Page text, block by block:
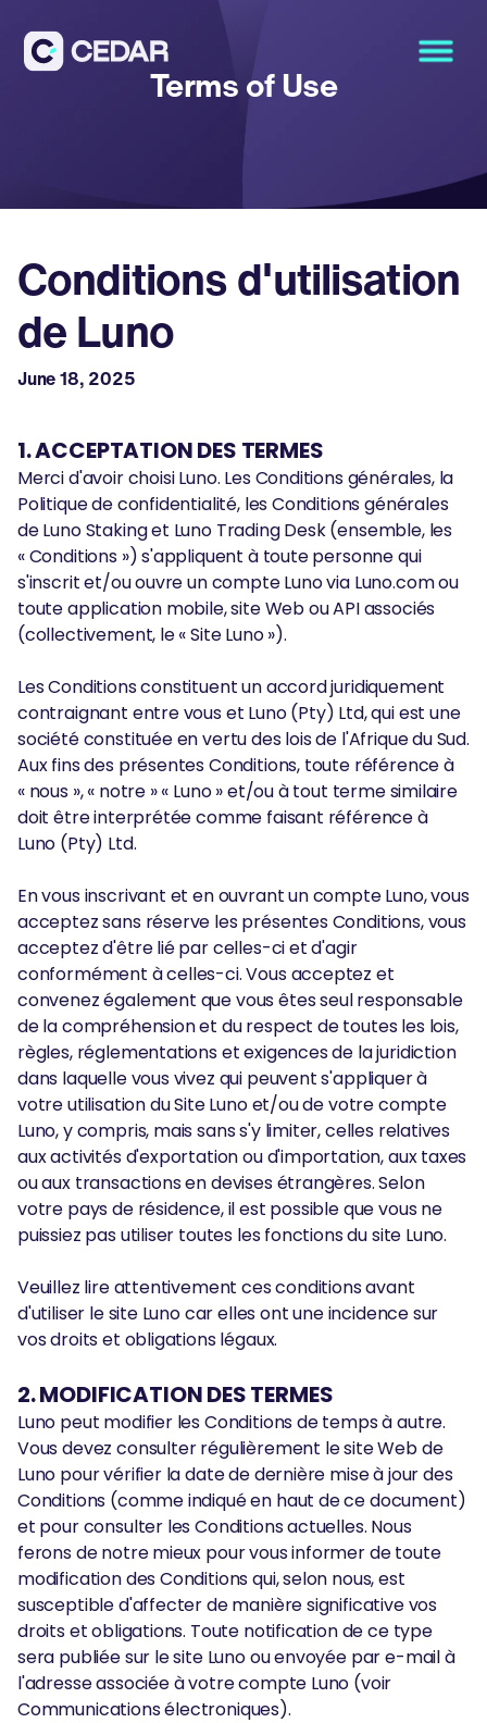
Terms of Use
Conditions d'utilisation
de Luno
June 18, 2025
1. ACCEPTATION DES TERMES
Merci d'avoir choisi Luno. Les Conditions générales, la
Politique de confidentialité, les Conditions générales
de Luno Staking et Luno Trading Desk (ensemble, les
« Conditions ») s'appliquent à toute personne qui
s'inscrit et/ou ouvre un compte Luno via Luno.com ou
toute application mobile, site Web ou API associés
(collectivement, le « Site Luno »).
Les Conditions constituent un accord juridiquement
contraignant entre vous et Luno (Pty) Ltd, qui est une
société constituée en vertu des lois de l'Afrique du Sud.
Aux fins des présentes Conditions, toute référence à
« nous », « notre » « Luno » et/ou à tout terme similaire
doit être interprétée comme faisant référence à
Luno (Pty) Ltd.
En vous inscrivant et en ouvrant un compte Luno, vous
acceptez sans réserve les présentes Conditions, vous
acceptez d'être lié par celles-ci et d'agir
conformément à celles-ci. Vous acceptez et
convenez également que vous êtes seul responsable
de la compréhension et du respect de toutes les lois,
règles, réglementations et exigences de la juridiction
dans laquelle vous vivez qui peuvent s'appliquer à
votre utilisation du Site Luno et/ou de votre compte
Luno, y compris, mais sans s'y limiter, celles relatives
aux activités d'exportation ou d'importation, aux taxes
ou aux transactions en devises étrangères. Selon
votre pays de résidence, il est possible que vous ne
puissiez pas utiliser toutes les fonctions du site Luno.
Veuillez lire attentivement ces conditions avant
d'utiliser le site Luno car elles ont une incidence sur
vos droits et obligations légaux.
2. MODIFICATION DES TERMES
Luno peut modifier les Conditions de temps à autre.
Vous devez consulter régulièrement le site Web de
Luno pour vérifier la date de dernière mise à jour des
Conditions (comme indiqué en haut de ce document)
et pour consulter les Conditions actuelles. Nous
ferons de notre mieux pour vous informer de toute
modification des Conditions qui, selon nous, est
susceptible d'affecter de manière significative vos
droits et obligations. Toute notification de ce type
sera publiée sur le site Luno ou envoyée par e-mail à
l'adresse associée à votre compte Luno (voir
Communications électroniques).